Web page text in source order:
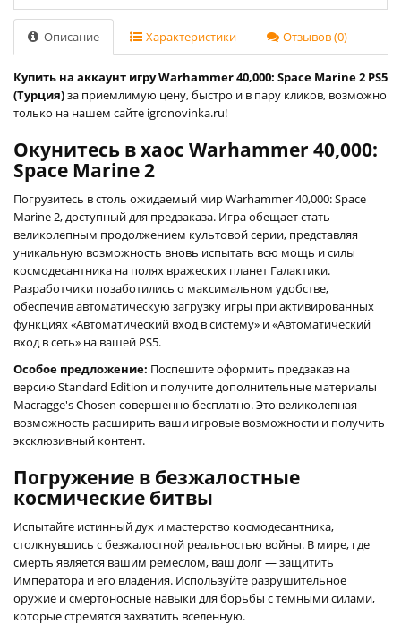
Описание Характеристики Отзывов (0)
Купить на аккаунт игру Warhammer 40,000: Space Marine 2 PS5
(Турция)за приемлимую цену, быстро и в пару кликов, возможно
только на нашем сайте igronovinka.ru!
Окунитесь в хаос Warhammer 40,000:
Space Marine 2
Погрузитесь в столь ожидаемый мир Warhammer 40,000: Space
Marine 2, доступный для предзаказа. Игра обещает стать
великолепным продолжением культовой серии, представляя
уникальную возможность вновь испытать всю мощь и силы
космодесантника на полях вражеских планет Галактики.
Разработчики позаботились о максимальном удобстве,
обеспечив автоматическую загрузку игры при активированных
функциях «Автоматический вход в систему» и «Автоматический
вход в сеть» на вашей PS5.
Особое предложение: Поспешите оформить предзаказ на
версию Standard Edition и получите дополнительные материалы
Macragge's Chosen совершенно бесплатно. Это великолепная
возможность расширить ваши игровые возможности и получить
эксклюзивный контент.
Погружение в безжалостные
космические битвы
Испытайте истинный дух и мастерство космодесантника,
столкнувшись с безжалостной реальностью войны. В мире, где
смерть является вашим ремеслом, ваш долг — защитить
Императора и его владения. Используйте разрушительное
оружие и смертоносные навыки для борьбы с темными силами,
которые стремятся захватить вселенную.